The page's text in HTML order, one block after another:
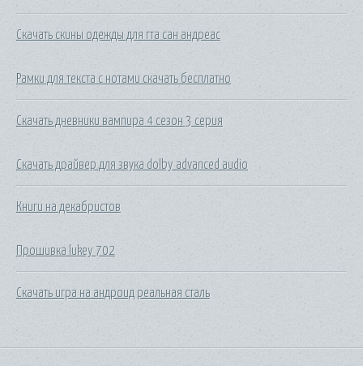
Скачать скины одежды для гта сан андреас
Рамки для текста с нотами скачать бесплатно
Скачать дневники вампира 4 сезон 3 серия
Скачать драйвер для звука dolby advanced audio
Книги на декабристов
Прошивка lukey 702
Скачать игра на андроид реальная сталь